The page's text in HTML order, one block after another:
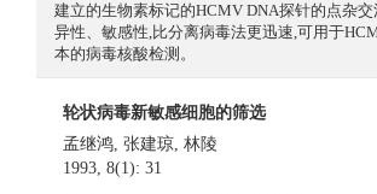
建立的生物素标记的HCMV DNA探针的点杂
异性、敏感性,比分离病毒法更迅速,可用于
本的病毒核酸检测。
轮状病毒新敏感细胞的筛选
孟继鸿,张建琼,林陵
1993, 8(1): 31